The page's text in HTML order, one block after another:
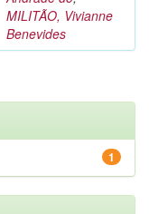
MILITÃO, Vivianne
Benevides
1